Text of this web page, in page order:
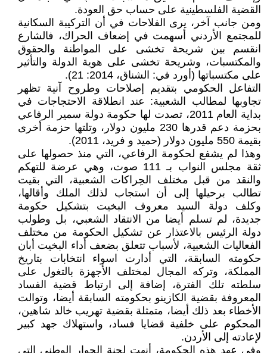
القضية الفلسطينية على حساب حق العودة.
ومن جانب آخر، يرى الفلاحات في أن التركيبة السكانية
للمجتمع الأردني أسهمت في إضعاف الحراك، فالشارع
انقسم بين شريحة تخشى على المواطنة والحقوق
والمكتسبات، وشريحة تخشى على هوية الدولة والتأثير
على مكتسباتها (أورد في: الشناق، 2014: 21).
التفاعل الحكومي بتقديم إصلاحات وطروح آنية تظهر
تجاوبها لمطالب الشعبية: عند انطلاقة الاحتجاجات في
بداية العام 2011، تصدت لها حكومة دولة سمير الرفاعي
بحزمة دعم قدرها 230 مليون دولار، وتلتها حزمة أخرى
بقيمة 550 مليون دولار (حميد و فريد، 2011).
وهذا لم يشفع لحكومة الرفاعي، التي منذ حصولها على
ثقة مجلس النواب بـ 111 صوت، وهي عرضة للتهكم
والنقد من قبل مختلف الحِراكات الشعبية، التي بقيت
تطالب برحيلها إلى أن استجاب لذلك الملك وأقالها،
وكلف دولة السيد معروف البخيت بتشكيل حكومة
جديدة، لم تسلم أيضا من الانتقاد الشعبي، بل وطولب
دولة الرئيس بالاعتذار عن تشكيل الحكومة من مختلف
الفعاليات الشعبية، لأسباب تتعلق بضعف أداء البخيت أبان
حكومته السابقة، التي أدارت اسواء انتخابات بتاريخ
المملكة، وتركه المجال لمختلف الأجهزة بالتغول على
سلطته تلك الفترة، إضافة إلى ارتباط قضية الفساد
المعروفة بقضية الكازينو بحكومته السابقة أيضا، وتوالت
الأخطاء بعد ذلك أيضا، متمثلة بقضية تهريب خالد شاهين،
المحكوم على خلفية قضايا فساد، واستهلاك جهد كبير
لإعادته إلى الأردن.
وفي عهد هذه الحكومة، أنهت لجنة الحوار الوطني التي